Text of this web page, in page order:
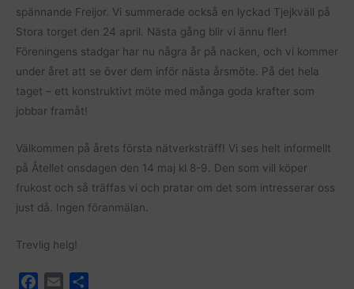
spännande Freijor. Vi summerade också en lyckad Tjejkväll på
Stora torget den 24 april. Nästa gång blir vi ännu fler!
Föreningens stadgar har nu några år på nacken, och vi kommer
under året att se över dem inför nästa årsmöte. På det hela
taget – ett konstruktivt möte med många goda krafter som
jobbar framåt!
Välkommen på årets första nätverksträff! Vi ses helt informellt
på Åtellet onsdagen den 14 maj kl 8-9. Den som vill köper
frukost och så träffas vi och pratar om det som intresserar oss
just då. Ingen föranmälan.
Trevlig helg!